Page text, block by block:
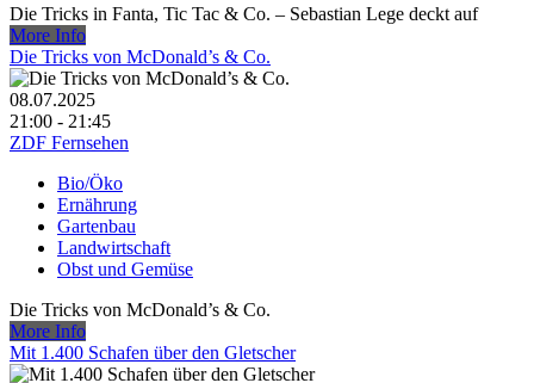
Die Tricks in Fanta, Tic Tac & Co. – Sebastian Lege deckt auf
More Info
Die Tricks von McDonald’s & Co.
08.07.2025
21:00 - 21:45
ZDF Fernsehen
Bio/Öko
Ernährung
Gartenbau
Landwirtschaft
Obst und Gemüse
Die Tricks von McDonald’s & Co.
More Info
Mit 1.400 Schafen über den Gletscher